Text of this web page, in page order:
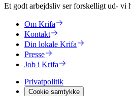
Et godt arbejdsliv ser forskelligt ud- vi
Om Krifa
Kontakt
Din lokale Krifa
Presse
Job i Krifa
Privatpolitik
Cookie samtykke